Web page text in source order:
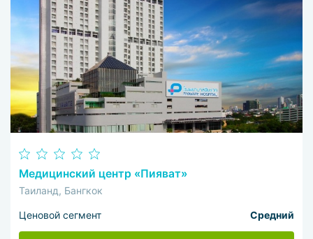
Медицинский центр «Пияват»
Таиланд, Бангкок
Ценовой сегмент Средний